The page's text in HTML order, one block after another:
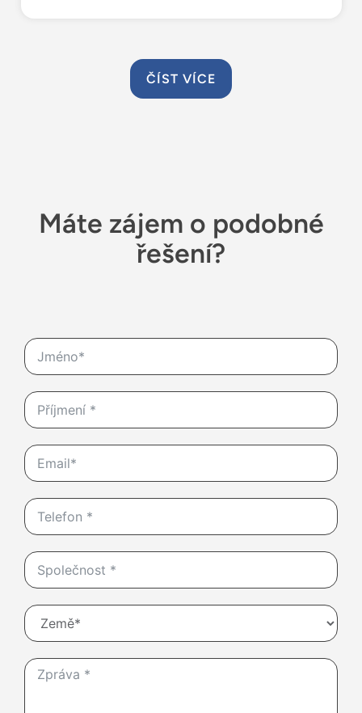
ČÍST VÍCE
Máte zájem o podobné
řešení?